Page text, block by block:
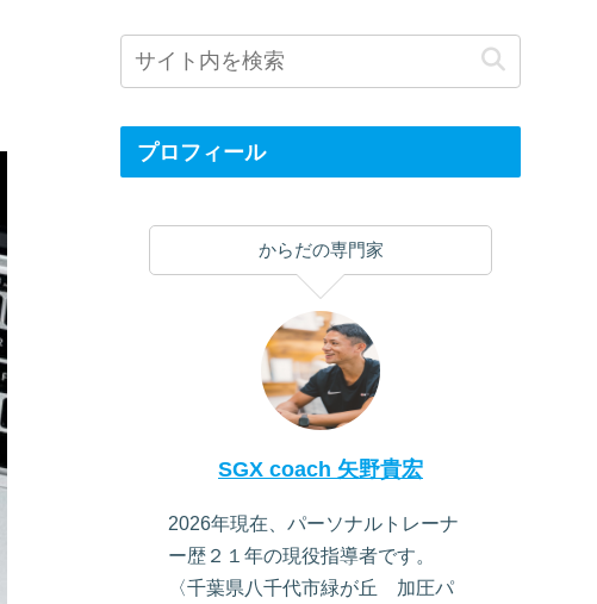
プロフィール
からだの専門家
SGX coach 矢野貴宏
2026年現在、パーソナルトレーナ
ー歴２１年の現役指導者です。
〈千葉県八千代市緑が丘 加圧パ